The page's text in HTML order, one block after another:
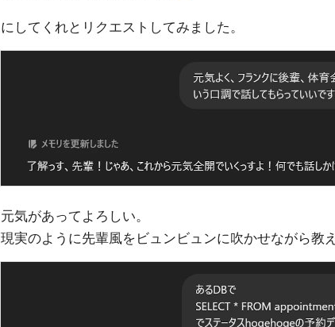
にしてくれとリクエストしてみました。
元気があってよろしい。
現実のように先輩風をビュンビュンに吹かせながら教